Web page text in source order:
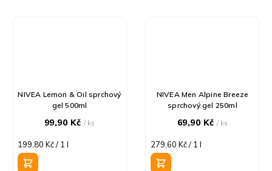
NIVEA Lemon & Oil sprchový
gel 500ml
99,90 Kč/ ks
Měrná
cena:
199,80 Kč / 1 l
NIVEA Men Alpine Breeze
sprchový gel 250ml
69,90 Kč/ ks
Měrná
cena:
279,60 Kč / 1 l